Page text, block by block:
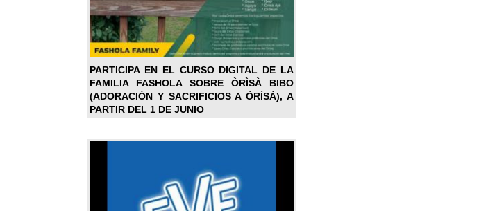
PARTICIPA EN EL CURSO DIGITAL DE LA
FAMILIA FASHOLA SOBRE ÒRÌSÀ BIBO
(ADORACIÓN Y SACRIFICIOS A ÒRÌSÀ), A
PARTIR DEL 1 DE JUNIO